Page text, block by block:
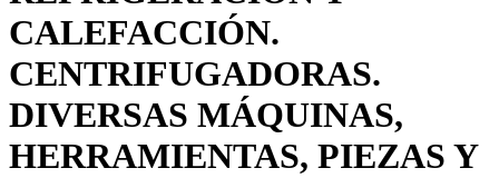
CALEFACCIÓN.
CENTRIFUGADORAS.
DIVERSAS MÁQUINAS,
HERRAMIENTAS, PIEZAS Y